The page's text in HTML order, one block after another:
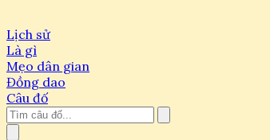
Lịch sử
Là gì
Mẹo dân gian
Đồng dao
Câu đố